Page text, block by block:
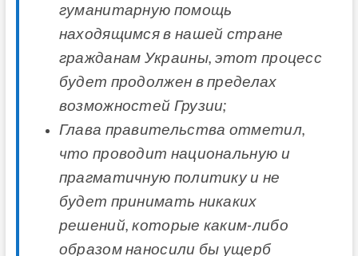
гуманитарную помощь
находящимся в нашей стране
гражданам Украины, этот процесс
будет продолжен в пределах
возможностей Грузии;
Глава правительства отметил,
что проводит национальную и
прагматичную политику и не
будет принимать никаких
решений, которые каким-либо
образом наносили бы ущерб